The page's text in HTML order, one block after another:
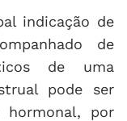
indicação de
de
de uma
pode ser
hormonal, por